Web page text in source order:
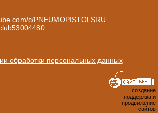
c/PNEUMOPISTOLSRU
обработки персональных данных
создание
поддержка и
продвижение
сайтов